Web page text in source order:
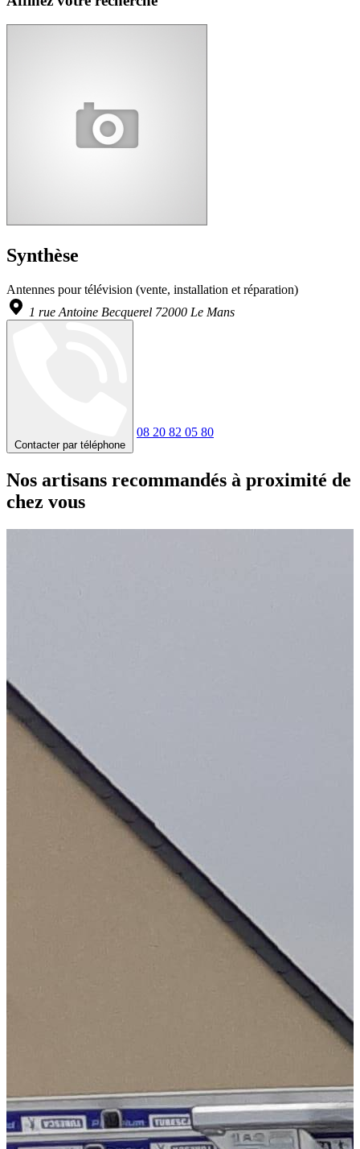
Synthèse
Antennes pour télévision (vente, installation et réparation)
1 rue Antoine Becquerel 72000 Le Mans
Contacter par téléphone
08 20 82 05 80
Nos artisans recommandés à proximité de
chez vous